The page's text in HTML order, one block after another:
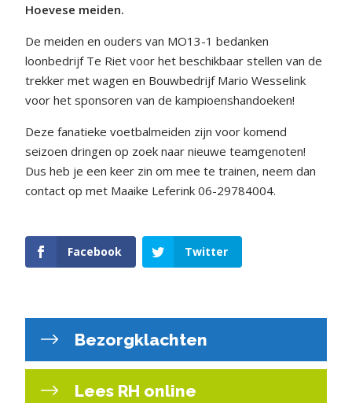
Hoevese meiden.
De meiden en ouders van MO13-1 bedanken
loonbedrijf Te Riet voor het beschikbaar stellen van de
trekker met wagen en Bouwbedrijf Mario Wesselink
voor het sponsoren van de kampioenshandoeken!
Deze fanatieke voetbalmeiden zijn voor komend
seizoen dringen op zoek naar nieuwe teamgenoten!
Dus heb je een keer zin om mee te trainen, neem dan
contact op met Maaike Leferink 06-29784004.
Facebook Twitter
Bezorgklachten
Lees RH online